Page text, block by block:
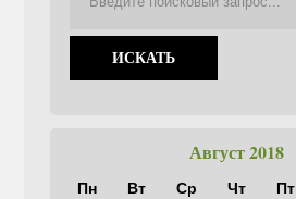
Август 2018
Пн Вт Ср Чт Пт